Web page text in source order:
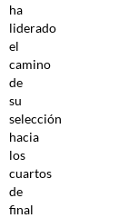
ha
liderado
el
camino
de
su
selección
hacia
los
cuartos
de
final